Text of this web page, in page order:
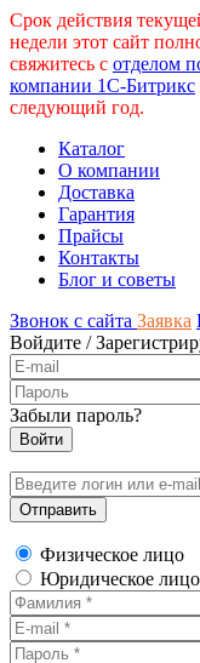
Срок действия
недели этот сайт
свяжитесь с отделом
компании 1С-Битрикс
следующий год.
Каталог
О компании
Доставка
Гарантия
Прайсы
Контакты
Блог и советы
Звонок с сайта Заявка
Войдите /
Забыли пароль?
Физическое лицо
Юридическое лицо